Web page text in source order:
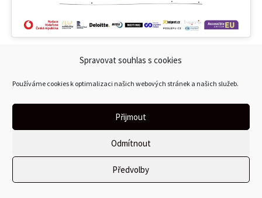
Spravovat souhlas s cookies
Používáme cookies k optimalizaci našich webových stránek a našich služeb.
Přijmout
Odmítnout
Předvolby
Masarykovy univerzitys přispěnímBMI sdruženía
Společnosti pro vzdělávání a mládež ČSVTS, z.s.
Hlavními partnery konference jsou
Vodafone,AccessibleEU CentreaNadační fond Českého
Deloitte,Národní pedagogický
institut ČR,Deaf Friendlya Lesensky.cz. Mediálními
Helpnet,Poslepu.cz
Technologiebezzraku.skaInspirante. Konferenci